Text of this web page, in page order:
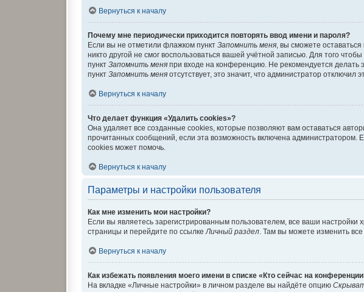
Вернуться к началу
Почему мне периодически приходится повторять ввод имени и пароля?
Если вы не отметили флажком пунктЗапомнить меня , вы сможете
никто другой не смог воспользоваться вашей учётной записью. Для того
пунктЗапомнить меня при входе на конференцию. Не рекомендуется делать
пунктЗапомнить меня отсутствует, это значит, что администратор отключил
Вернуться к началу
Что делает функция «Удалить cookies»?
Она удаляет все созданные cookies, которые позволяют вам оставаться
прочитанных сообщений, если эта возможность включена
cookies может помочь.
Вернуться к началу
Параметры и настройки пользователя
Как мне изменить мои настройки?
Если вы являетесь зарегистрированным пользователем, все ваши
страницы и перейдите по ссылкеЛичный раздел . Там вы можете изменить
Вернуться к началу
Как избежать появления моего имени в списке «Кто сейчас на
На вкладке «Личные настройки» в личном разделе вы найдёте опцию